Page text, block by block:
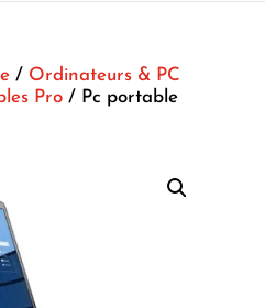
/ Ordinateurs & PC
Pro/ Pc portable